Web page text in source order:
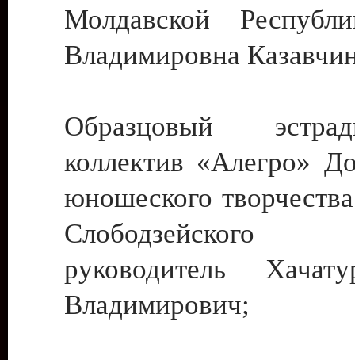
Молдавской
Владимировна
Образцовый
коллектив «Алегро»
юношеского
руководитель
Владимирович;